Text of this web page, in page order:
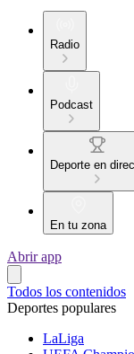
Radio
Podcast
Deporte en
En tu zona
Abrir app
Todos los contenidos
Deportes populares
LaLiga